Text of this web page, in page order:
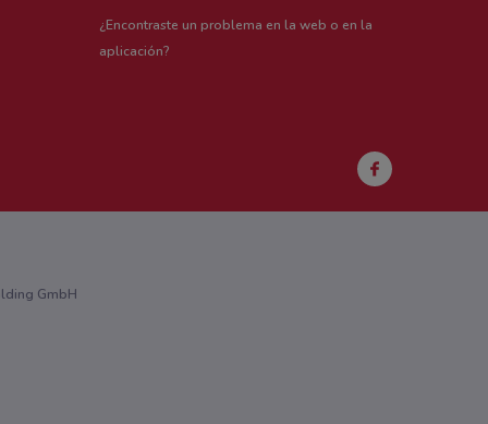
¿Encontraste un problema en la web o en la
aplicación?
GmbH